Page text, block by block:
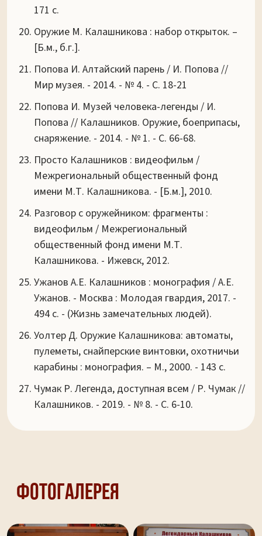
171 с.
Оружие М. Калашникова : набор открыток. –
[Б.м., б.г.].
Попова И. Алтайский парень / И. Попова //
Мир музея. - 2014. - № 4. - С. 18-21
Попова И. Музей человека-легенды / И.
Попова // Калашников. Оружие, боеприпасы,
снаряжение. - 2014. - № 1. - С. 66-68.
Просто Калашников : видеофильм /
Межрегиональный общественный фонд
имени М.Т. Калашникова. - [Б.м.], 2010.
Разговор с оружейником: фрагменты :
видеофильм / Межрегиональный
общественный фонд имени М.Т.
Калашникова. - Ижевск, 2012.
Ужанов А.Е. Калашников : монография / А.Е.
Ужанов. - Москва : Молодая гвардия, 2017. -
494 с. - (Жизнь замечательных людей).
Уолтер Д. Оружие Калашникова: автоматы,
пулеметы, снайперские винтовки, охотничьи
карабины : монография. – М., 2000. - 143 с.
Чумак Р. Легенда, доступная всем / Р. Чумак //
Калашников. - 2019. - № 8. - С. 6-10.
Фотогалерея